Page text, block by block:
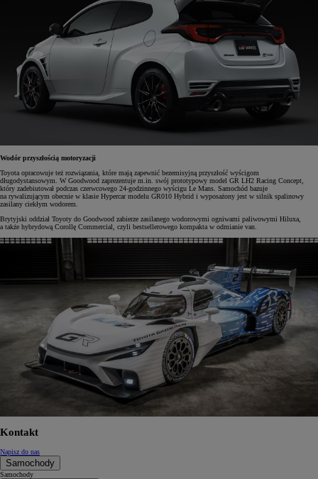
Wodór przyszłością motoryzacji
Toyota opracowuje też rozwiązania, które mają zapewnić bezemisyjną przyszłość wyścigom
długodystansowym. W Goodwood zaprezentuje m.in. swój prototypowy model GR LH2 Racing Concept,
który zadebiutował podczas czerwcowego 24-godzinnego wyścigu Le Mans. Samochód bazuje
na rywalizującym obecnie w klasie Hypercar modelu GR010 Hybrid i wyposażony jest w silnik spalinowy
zasilany ciekłym wodorem.
Brytyjski oddział Toyoty do Goodwood zabierze zasilanego wodorowymi ogniwami paliwowymi Hiluxa,
a także hybrydową Corollę Commercial, czyli bestsellerowego kompakta w odmianie van.
Kontakt
Napisz do nas
Samochody
Samochody